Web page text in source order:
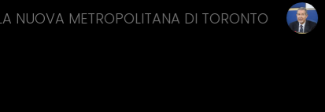
DI TORONTO CAMPI